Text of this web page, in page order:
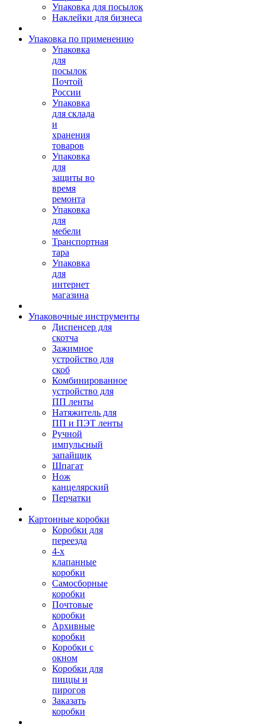
Упаковка для посылок
Наклейки для бизнеса
Упаковка по применению
Упаковка
для
посылок
Почтой
России
Упаковка
для склада
и
хранения
товаров
Упаковка
для
защиты во
время
ремонта
Упаковка
для
мебели
Транспортная
тара
Упаковка
для
интернет
магазина
Упаковочные инструменты
Диспенсер для
скотча
Зажимное
устройство для
скоб
Комбинированное
устройство для
ПП ленты
Натяжитель для
ПП и ПЭТ ленты
Ручной
импульсный
запайщик
Шпагат
Нож
канцелярский
Перчатки
Картонные коробки
Коробки для
переезда
4-х
клапанные
коробки
Самосборные
коробки
Почтовые
коробки
Архивные
коробки
Коробки с
окном
Коробки для
пиццы и
пирогов
Заказать
коробки